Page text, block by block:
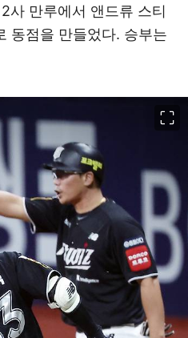
사 만루에서 앤드류 스티
동점을 만들었다. 승부는